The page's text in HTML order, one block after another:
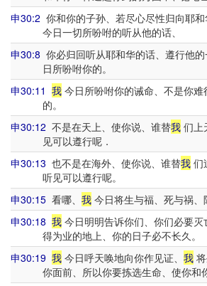
申30:2 你和你的子孙、若尽心尽性归向耶
今日一切所吩咐的听从他的话、
申30:8 你必归回听从耶和华的话、遵行他
日所吩咐你的。
申30:11 我 今日所吩咐你的诫命、不是你
的。
申30:12 不是在天上、使你说、谁替我 们上
见可以遵行呢．
申30:13 也不是在海外、使你说、谁替我 们
听见可以遵行呢。
申30:15 看哪、 我 今日将生与福、死与祸、
申30:18 我 今日明明告诉你们、你们必要
得为业的地上、你的日子必不长久。
申30:19 我 今日呼天唤地向你作见证、 我
你面前、所以你要拣选生命、使你和